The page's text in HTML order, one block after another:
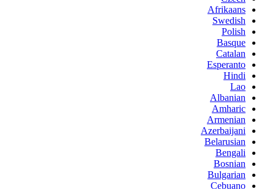
Afrikaans
Swedish
Polish
Basque
Catalan
Esperanto
Hindi
Lao
Albanian
Amharic
Armenian
Azerbaijani
Belarusian
Bengali
Bosnian
Bulgarian
Cebuano